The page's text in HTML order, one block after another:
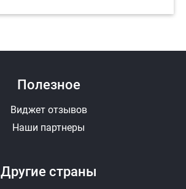
Другие страны
Полезное
Виджет отзывов
Наши партнеры